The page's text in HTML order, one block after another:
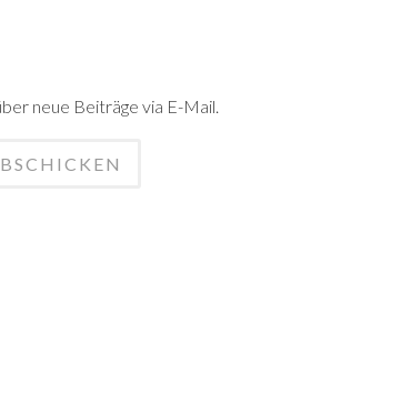
neue Beiträge via E-Mail.